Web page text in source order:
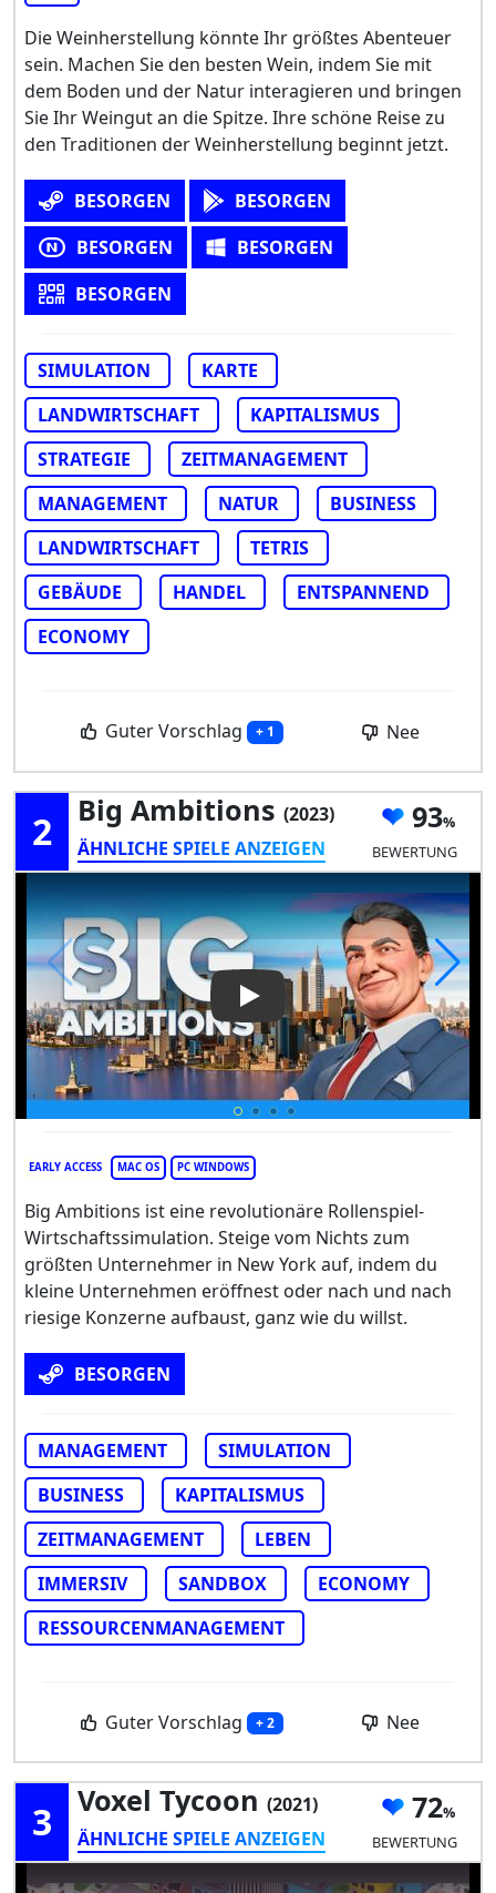
Die Weinherstellung könnte Ihr größtes Abenteuer
sein. Machen Sie den besten Wein, indem Sie mit
dem Boden und der Natur interagieren und bringen
Sie Ihr Weingut an die Spitze. Ihre schöne Reise zu
den Traditionen der Weinherstellung beginnt jetzt.
BESORGEN
BESORGEN
BESORGEN
BESORGEN
BESORGEN
SIMULATION
KARTE
LANDWIRTSCHAFT
KAPITALISMUS
STRATEGIE
ZEITMANAGEMENT
MANAGEMENT
NATUR
BUSINESS
LANDWIRTSCHAFT
TETRIS
GEBÄUDE
HANDEL
ENTSPANNEND
ECONOMY
Guter Vorschlag + 1 Nee
2 Big Ambitions (2023)
ÄHNLICHE SPIELE ANZEIGEN
93
BEWERTUNG
Play Video: Big Ambitions
EARLY ACCESS MAC OS PC WINDOWS
Big Ambitions ist eine revolutionäre Rollenspiel-
Wirtschaftssimulation. Steige vom Nichts zum
größten Unternehmer in New York auf, indem du
kleine Unternehmen eröffnest oder nach und nach
riesige Konzerne aufbaust, ganz wie du willst.
BESORGEN
MANAGEMENT
SIMULATION
BUSINESS
KAPITALISMUS
ZEITMANAGEMENT
LEBEN
IMMERSIV
SANDBOX
ECONOMY
RESSOURCENMANAGEMENT
Guter Vorschlag + 2 Nee
3 Voxel Tycoon (2021)
ÄHNLICHE SPIELE ANZEIGEN
72
BEWERTUNG